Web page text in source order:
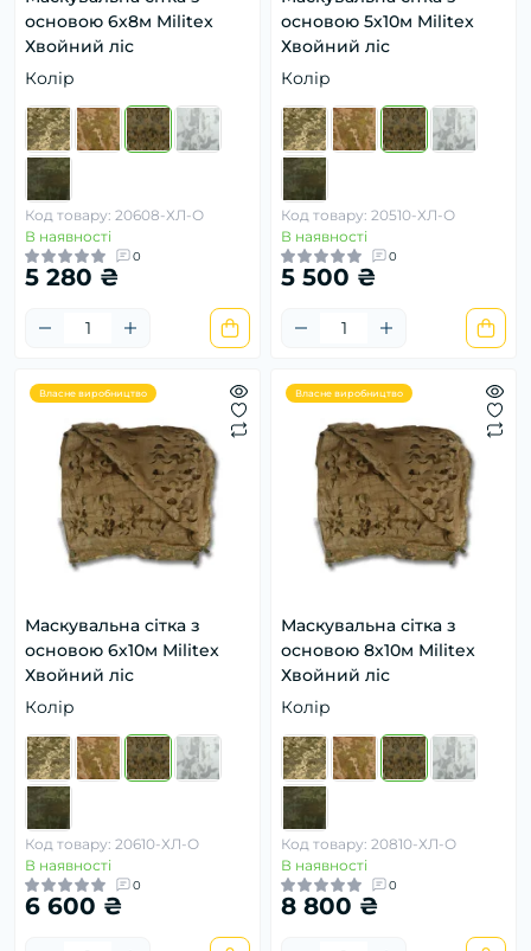
основою 6х8м Militex
Хвойний ліс
Колір
Код товару: 20608-ХЛ-О
В наявності
0
5 280 ₴
основою 5х10м Militex
Хвойний ліс
Колір
Код товару: 20510-ХЛ-О
В наявності
0
5 500 ₴
Власне виробництво
Маскувальна сітка з
основою 6х10м Militex
Хвойний ліс
Колір
Код товару: 20610-ХЛ-О
В наявності
0
6 600 ₴
Власне виробництво
Маскувальна сітка з
основою 8х10м Militex
Хвойний ліс
Колір
Код товару: 20810-ХЛ-О
В наявності
0
8 800 ₴